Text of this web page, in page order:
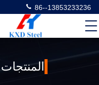
86--13853233236
المنتجات